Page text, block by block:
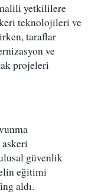
yetkililere
teknolojileri ve
taraflar
ve
projeleri
güvenlik
eğitimi
aldı.